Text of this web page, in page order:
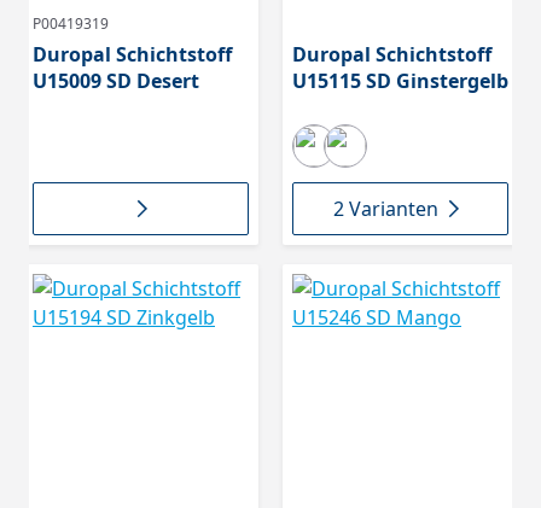
P00419319
Duropal Schichtstoff
U15009 SD Desert
Duropal Schichtstoff
U15115 SD Ginstergelb
2 Varianten